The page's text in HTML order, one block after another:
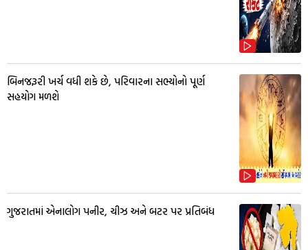
બિનજરૂરી ખર્ચ વધી શકે છે, પરિવારના સભ્યોનો પૂર્ણ
સહયોગ મળશે
ગુજરાતમાં એનાલોગ પનીર, ચીઝ અને બટર પર પ્રતિબંધ